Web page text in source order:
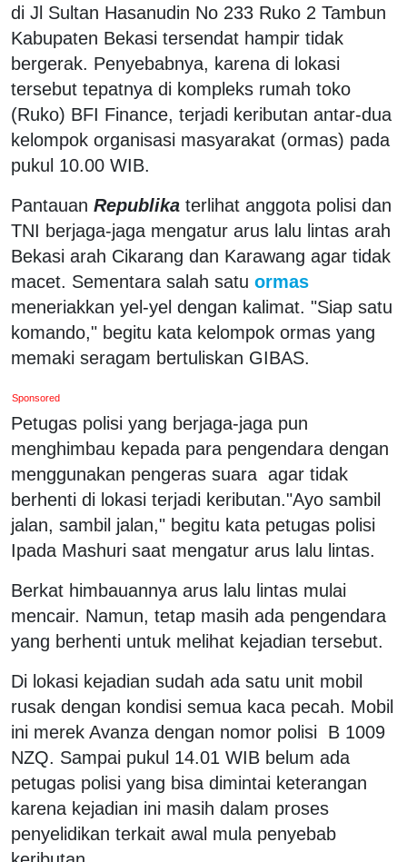
di Jl Sultan Hasanudin No 233 Ruko 2 Tambun
Kabupaten Bekasi tersendat hampir tidak
bergerak. Penyebabnya, karena di lokasi
tersebut tepatnya di kompleks rumah toko
(Ruko) BFI Finance, terjadi keributan antar-dua
kelompok organisasi masyarakat (ormas) pada
pukul 10.00 WIB.
Pantauan Republika terlihat anggota polisi dan
TNI berjaga-jaga mengatur arus lalu lintas arah
Bekasi arah Cikarang dan Karawang agar tidak
macet. Sementara salah satu ormas
meneriakkan yel-yel dengan kalimat. "Siap satu
komando," begitu kata kelompok ormas yang
memaki seragam bertuliskan GIBAS.
Sponsored
Petugas polisi yang berjaga-jaga pun
menghimbau kepada para pengendara dengan
menggunakan pengeras suara agar tidak
berhenti di lokasi terjadi keributan."Ayo sambil
jalan, sambil jalan," begitu kata petugas polisi
Ipada Mashuri saat mengatur arus lalu lintas.
Berkat himbauannya arus lalu lintas mulai
mencair. Namun, tetap masih ada pengendara
yang berhenti untuk melihat kejadian tersebut.
Di lokasi kejadian sudah ada satu unit mobil
rusak dengan kondisi semua kaca pecah. Mobil
ini merek Avanza dengan nomor polisi B 1009
NZQ. Sampai pukul 14.01 WIB belum ada
petugas polisi yang bisa dimintai keterangan
karena kejadian ini masih dalam proses
penyelidikan terkait awal mula penyebab